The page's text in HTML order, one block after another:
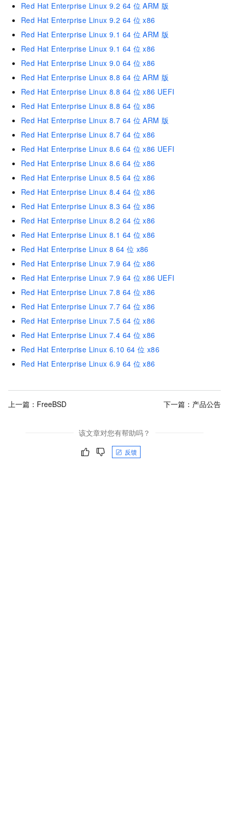
Red Hat Enterprise Linux 9.2 64 位 ARM 版
Red Hat Enterprise Linux 9.2 64 位 x86
Red Hat Enterprise Linux 9.1 64 位 ARM 版
Red Hat Enterprise Linux 9.1 64 位 x86
Red Hat Enterprise Linux 9.0 64 位 x86
Red Hat Enterprise Linux 8.8 64 位 ARM 版
Red Hat Enterprise Linux 8.8 64 位 x86 UEFI
Red Hat Enterprise Linux 8.8 64 位 x86
Red Hat Enterprise Linux 8.7 64 位 ARM 版
Red Hat Enterprise Linux 8.7 64 位 x86
Red Hat Enterprise Linux 8.6 64 位 x86 UEFI
Red Hat Enterprise Linux 8.6 64 位 x86
Red Hat Enterprise Linux 8.5 64 位 x86
Red Hat Enterprise Linux 8.4 64 位 x86
Red Hat Enterprise Linux 8.3 64 位 x86
Red Hat Enterprise Linux 8.2 64 位 x86
Red Hat Enterprise Linux 8.1 64 位 x86
Red Hat Enterprise Linux 8 64 位 x86
Red Hat Enterprise Linux 7.9 64 位 x86
Red Hat Enterprise Linux 7.9 64 位 x86 UEFI
Red Hat Enterprise Linux 7.8 64 位 x86
Red Hat Enterprise Linux 7.7 64 位 x86
Red Hat Enterprise Linux 7.5 64 位 x86
Red Hat Enterprise Linux 7.4 64 位 x86
Red Hat Enterprise Linux 6.10 64 位 x86
Red Hat Enterprise Linux 6.9 64 位 x86
上一篇： FreeBSD 下一篇： 产品公告
该文章对您有帮助吗？
反馈